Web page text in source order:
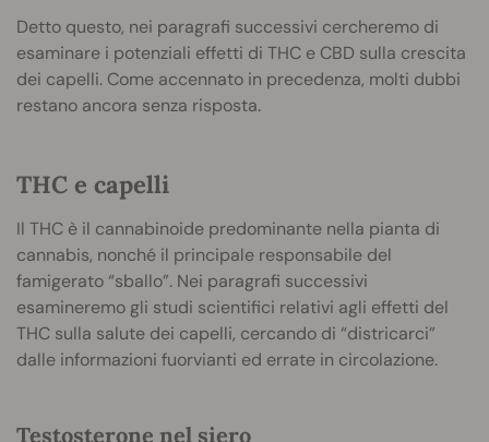
Detto questo, nei paragrafi successivi cercheremo di
esaminare i potenziali effetti di THC e CBD sulla crescita
dei capelli. Come accennato in precedenza, molti dubbi
restano ancora senza risposta.
THC e capelli
Il THC è il cannabinoide predominante nella pianta di
cannabis, nonché il principale responsabile del
famigerato “sballo”. Nei paragrafi successivi
esamineremo gli studi scientifici relativi agli effetti del
THC sulla salute dei capelli, cercando di “districarci”
dalle informazioni fuorvianti ed errate in circolazione.
Testosterone nel siero